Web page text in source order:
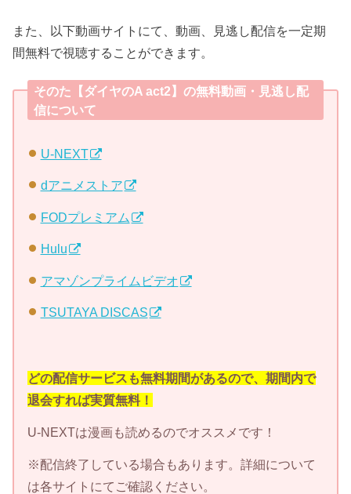
また、以下動画サイトにて、動画、見逃し配信を一定期
間無料で視聴することができます。
そのた【ダイヤのA act2】の無料動画・見逃し配
信について
U-NEXT
dアニメストア
FODプレミアム
Hulu
アマゾンプライムビデオ
TSUTAYA DISCAS
どの配信サービスも無料期間があるので、期間内で
退会すれば実質無料！
U-NEXTは漫画も読めるのでオススメです！
※配信終了している場合もあります。詳細について
は各サイトにてご確認ください。